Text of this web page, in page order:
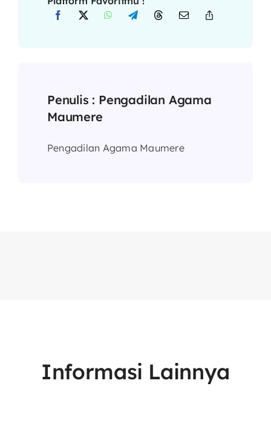
Penulis : Pengadilan Agama
Maumere
Pengadilan Agama Maumere
Informasi Lainnya